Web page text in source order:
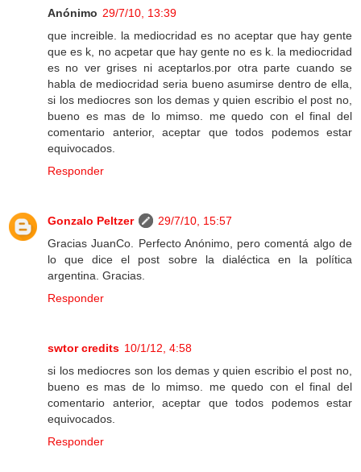
Anónimo 29/7/10, 13:39
que increible. la mediocridad es no aceptar que hay gente
que es k, no acpetar que hay gente no es k. la mediocridad
es no ver grises ni aceptarlos.por otra parte cuando se
habla de mediocridad seria bueno asumirse dentro de ella,
si los mediocres son los demas y quien escribio el post no,
bueno es mas de lo mimso. me quedo con el final del
comentario anterior, aceptar que todos podemos estar
equivocados.
Responder
Gonzalo Peltzer
29/7/10, 15:57
Gracias JuanCo. Perfecto Anónimo, pero comentá algo de
lo que dice el post sobre la dialéctica en la política
argentina. Gracias.
Responder
swtor credits 10/1/12, 4:58
si los mediocres son los demas y quien escribio el post no,
bueno es mas de lo mimso. me quedo con el final del
comentario anterior, aceptar que todos podemos estar
equivocados.
Responder